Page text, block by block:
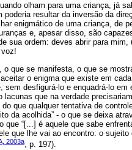
olham para uma criança, já
resultar da inversão da
enigmático de uma criança, de
e, apesar disso, são
sua ordem: deves abrir para
que se manifesta, o que se
o enigma que existe em
desfigurá-lo e enquadrá-lo
que na verdade
que qualquer tentativa de
da acolhida” - o que se deixa
“[...] é aquele que sabe
que lhe vai ao encontro: o
2003a, p. 197).